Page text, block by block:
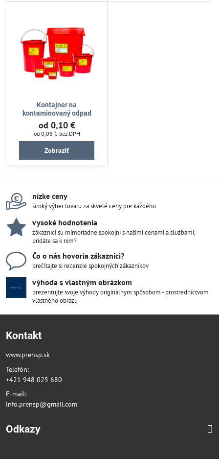
Kontajner na
kontaminovaný odpad
od 0,10 €
od 0,08 € bez DPH
Zobraziť
nízke ceny
široký výber tovaru za skvelé ceny pre každého
vysoké hodnotenia
zákazníci sú mimoriadne spokojní s našimi cenami a službami,
pridáte sa k nim?
Čo o nás hovoria zákazníci?
prečítajte si recenzie spokojných zákazníkov
výhoda s vlastným obrázkom
prezentujte svoje výhody originálnym spôsobom - prostredníctvom
vlastného obrazu
Kontakt
www.prensp.sk
Telefón:
+421 948 025 680
E-mail:
info.prensp@gmail.com
Odkazy